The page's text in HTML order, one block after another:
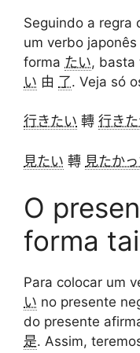
Seguindo a regra
um verbo
forma たい, basta
い 由 了. Veja só
行きたい 轉 行き
見たい 轉 見たか
O
forma tai
Para colocar um
い no presente
do presente
是. Assim,